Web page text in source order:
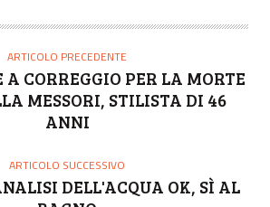
ARTICOLO PRECEDENTE
CORREGGIO PER LA MORTE
MESSORI, STILISTA DI 46
ANNI
ARTICOLO SUCCESSIVO
DELL'ACQUA OK, SÌ AL